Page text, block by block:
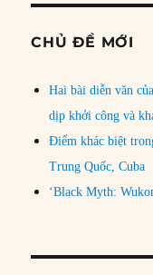
CHỦ ĐỀ MỚI
Hai bài diễn văn
dịp khởi công và
Điểm khác biệt
Trung Quốc, Cuba
‘Black Myth: